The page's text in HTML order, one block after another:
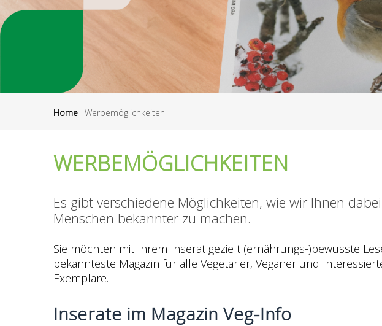
Home -Werbemöglichkeiten
WERBEMÖGLICHKEITEN
Es gibt verschiedene Möglichkeiten, wie wir Ihnen
Menschen bekannter zu machen.
Sie möchten mit Ihrem Inserat gezielt (ernährungs-)bewusste
bekannteste Magazin für alle Vegetarier, Veganer und
Exemplare.
Inserate im Magazin Veg-Info